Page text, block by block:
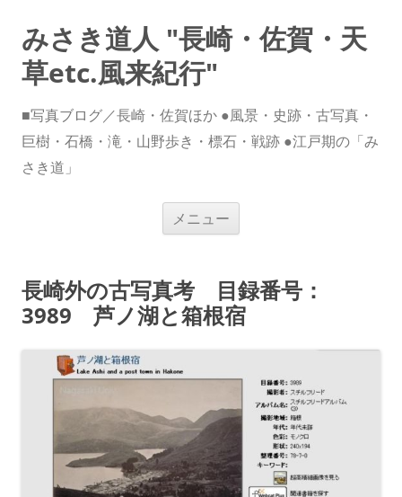
みさき道人 "長崎・佐賀・天
草etc.風来紀行"
■写真ブログ／長崎・佐賀ほか ●風景・史跡・古写真・
巨樹・石橋・滝・山野歩き・標石・戦跡 ●江戸期の「み
さき道」
メニュー
ス
キ
ッ
プ
長崎外の古写真考 目録番号：
3989 芦ノ湖と箱根宿